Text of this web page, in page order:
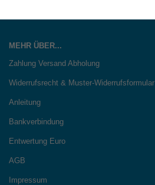
MEHR ÜBER...
Zahlung Versand Abholung
Widerrufsrecht & Muster-Widerrufsformular
Anleitung
Bankverbindung
Entwertung Euro
AGB
Impressum